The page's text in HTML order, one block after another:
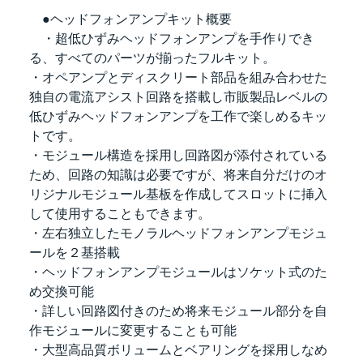
●ヘッドフォンアンプキット概要
・超低ひずみヘッドフォンアンプを手作りでき
る、すべてのパーツが揃ったフルキット。
・オペアンプとディスクリート部品を組み合わせた
独自の電流アシスト回路を搭載し市販製品レベルの
低ひずみヘッドフォンアンプを工作で楽しめるキッ
トです。
・モジュール構造を採用し回路図が添付されている
ため、回路の知識は必要ですが、将来自分だけのオ
リジナルモジュール基板を作成してスロットに挿入
して使用することもできます。
・左右独立したモノラルヘッドフォンアンプモジュ
ールを２基搭載
・ヘッドフォンアンプモジュールはソケット式のた
め交換可能
・詳しい回路図付きのため将来モジュール部分を自
作モジュールに変更することも可能
・大型高品質ボリュームとベアリングを採用しなめ